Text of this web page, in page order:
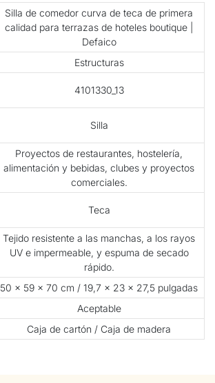
Silla de comedor curva de teca de primera
calidad para terrazas de hoteles boutique |
Defaico
Estructuras
4101330_13
Silla
Proyectos de restaurantes, hostelería,
alimentación y bebidas, clubes y proyectos
comerciales.
Teca
Tejido resistente a las manchas, a los rayos
UV e impermeable, y espuma de secado
rápido.
50 × 59 × 70 cm / 19,7 × 23 × 27,5 pulgadas
Aceptable
Caja de cartón / Caja de madera